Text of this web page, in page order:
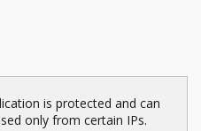
is protected and can
only from certain IPs.